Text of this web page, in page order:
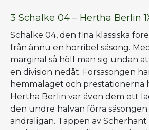
3 Schalke 04 – Hertha Berlin
Schalke 04, den fina klassiska
från ännu en horribel säsong.
marginal så höll man sig undan
en division nedåt. Försäsongen
hemmalaget och prestationerna
Hertha Berlin var även dem ett
den undre halvan förra säsongen
andraligan. Tappen av Scherhant